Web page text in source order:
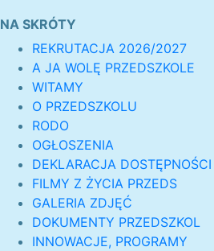
NA SKRÓTY
REKRUTACJA 2026/2027
A JA WOLĘ PRZEDSZKOLE
WITAMY
O PRZEDSZKOLU
RODO
OGŁOSZENIA
DEKLARACJA DOSTĘPNOŚCI
FILMY Z ŻYCIA PRZEDS
GALERIA ZDJĘĆ
DOKUMENTY PRZEDSZKOL
INNOWACJE, PROGRAMY